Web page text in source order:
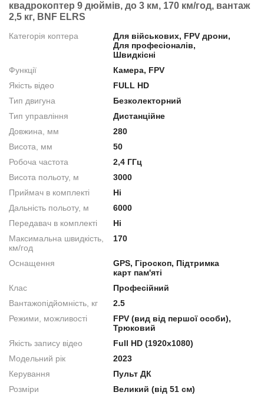
квадрокоптер 9 дюймів, до 3 км, 170 км/год, вантаж
2,5 кг, BNF ELRS
Категорія коптера
Для військових, FPV дрони,
Для професіоналів,
Швидкісні
Функції
Камера, FPV
Якість відео
FULL HD
Тип двигуна
Безколекторний
Тип управління
Дистанційне
Довжина, мм
280
Висота, мм
50
Робоча частота
2,4 ГГц
Висота польоту, м
3000
Приймач в комплекті
Нi
Дальність польоту, м
6000
Передавач в комплекті
Нi
Максимальна швидкість,
км/год
170
Оснащення
GPS, Гіроскоп, Підтримка
карт пам'яті
Клас
Професійний
Вантажопідйомність, кг
2.5
Режими, можливості
FPV (вид від першої особи),
Трюковий
Якість запису відео
Full HD (1920x1080)
Модельний рік
2023
Керування
Пульт ДК
Розміри
Великий (від 51 см)